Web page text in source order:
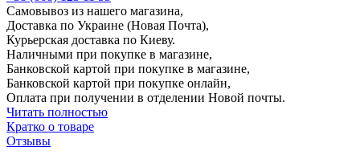
Самовывоз из нашего магазина,
Доставка по Украине (Новая Почта),
Курьерская доставка по Киеву.
Наличными при покупке в магазине,
Банковской картой при покупке в магазине,
Банковской картой при покупке онлайн,
Оплата при получении в отделении Новой почты.
Читать полностью
Кратко о товаре
Отзывы